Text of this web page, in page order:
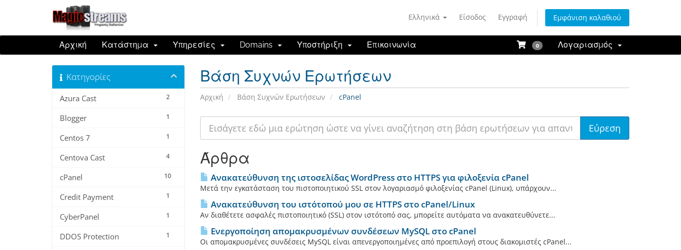
Ελληνικά Είσοδος Εγγραφή Εμφάνιση καλαθιού
Αρχική Κατάστημα Υπηρεσίες Domains Υποστήριξη Επικοινωνία 0 Λογαριασμός
Βάση Συχνών Ερωτήσεων
Αρχική Βάση Συχνών Ερωτήσεων cPanel
Κατηγορίες
2
Azura Cast
1
Blogger
1
Centos 7
4
Centova Cast
10
cPanel
1
Credit Payment
1
CyberPanel
1
DDOS Protection
Άρθρα
Ανακατεύθυνση της ιστοσελίδας WordPress στο HTTPS για φιλοξενία cPanel
Μετά την εγκατάσταση του πιστοποιητικού SSL στον λογαριασμό φιλοξενίας cPanel (Linux), υπάρχουν...
Ανακατεύθυνση του ιστότοπού μου σε HTTPS στο cPanel/Linux
Αν διαθέτετε ασφαλές πιστοποιητικό (SSL) στον ιστότοπό σας, μπορείτε αυτόματα να ανακατευθύνετε...
Ενεργοποίηση απομακρυσμένων συνδέσεων MySQL στο cPanel
Οι απομακρυσμένες συνδέσεις MySQL είναι απενεργοποιημένες από προεπιλογή στους διακομιστές cPanel...